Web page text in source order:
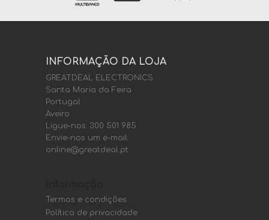
INFORMAÇÃO DA LOJA
GREATDEAL ELECTRONICS
Santa Maria da Feira
Portugal
Aveiro
Ligue-nos: 300 501 985
Envie-nos um e-mail:
online@greatdeal.pt
Termos e condições
Política de privacidade